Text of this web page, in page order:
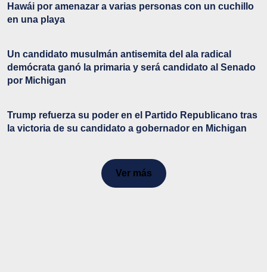
Hawái por amenazar a varias personas con un cuchillo
en una playa
Un candidato musulmán antisemita del ala radical
demócrata ganó la primaria y será candidato al Senado
por Michigan
Trump refuerza su poder en el Partido Republicano tras
la victoria de su candidato a gobernador en Michigan
Ver más